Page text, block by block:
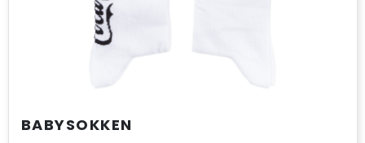
BABYSOKKEN